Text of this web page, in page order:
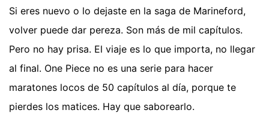
Si eres nuevo o lo dejaste en la saga de Marineford,
volver puede dar pereza. Son más de mil capítulos.
Pero no hay prisa. El viaje es lo que importa, no llegar
al final. One Piece no es una serie para hacer
maratones locos de 50 capítulos al día, porque te
pierdes los matices. Hay que saborearlo.